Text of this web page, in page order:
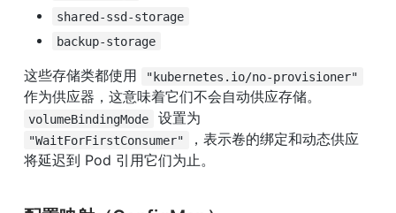
shared-ssd-storage
backup-storage
这些存储类都使用 "kubernetes.io/no-provisioner"
作为供应器，这意味着它们不会自动供应存储。
volumeBindingMode
"WaitForFirstConsumer"
，表示卷的绑定和动态供应
将延迟到 Pod 引用它们为止。